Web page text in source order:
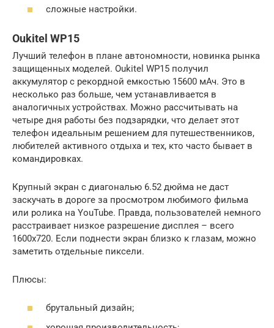
сложные настройки.
Oukitel WP15
Лучший телефон в плане автономности, новинка рынка
защищенных моделей. Oukitel WP15 получил
аккумулятор с рекордной емкостью 15600 мАч. Это в
несколько раз больше, чем устанавливается в
аналогичных устройствах. Можно рассчитывать на
четыре дня работы без подзарядки, что делает этот
телефон идеальным решением для путешественников,
любителей активного отдыха и тех, кто часто бывает в
командировках.
Крупный экран с диагональю 6.52 дюйма не даст
заскучать в дороге за просмотром любимого фильма
или ролика на YouTube. Правда, пользователей немного
расстраивает низкое разрешение дисплея – всего
1600х720. Если поднести экран близко к глазам, можно
заметить отдельные пиксели.
Плюсы:
брутальный дизайн;